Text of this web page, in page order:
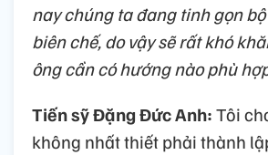
nay chúng ta đang tinh gọn
biên chế, do vậy sẽ rất khó
ông cần có hướng nào phù
Tiến sỹ Đặng Đức Anh:Tôi
không nhất thiết phải thành